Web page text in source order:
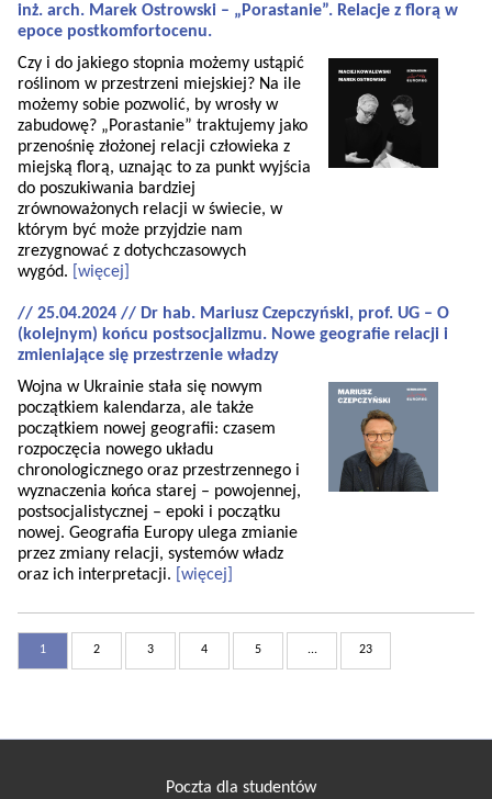
inż. arch. Marek Ostrowski – „Porastanie”. Relacje z florą w
epoce postkomfortocenu.
Czy i do jakiego stopnia możemy ustąpić
roślinom w przestrzeni miejskiej? Na ile
możemy sobie pozwolić, by wrosły w
zabudowę? „Porastanie” traktujemy jako
przenośnię złożonej relacji człowieka z
miejską florą, uznając to za punkt wyjścia
do poszukiwania bardziej
zrównoważonych relacji w świecie, w
którym być może przyjdzie nam
zrezygnować z dotychczasowych
wygód.
[więcej]
// 25.04.2024 // Dr hab. Mariusz Czepczyński, prof. UG – O
(kolejnym) końcu postsocjalizmu. Nowe geografie relacji i
zmieniające się przestrzenie władzy
Wojna w Ukrainie stała się nowym
początkiem kalendarza, ale także
początkiem nowej geografii: czasem
rozpoczęcia nowego układu
chronologicznego oraz przestrzennego i
wyznaczenia końca starej – powojennej,
postsocjalistycznej – epoki i początku
nowej. Geografia Europy ulega zmianie
przez zmiany relacji, systemów władz
oraz ich interpretacji.
[więcej]
1 2 3 4 5 ... 23
Poczta dla studentów